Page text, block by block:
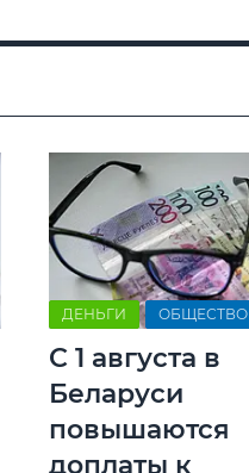
ДЕНЬГИ ОБЩЕСТВО
С 1 августа в
Беларуси
повышаются
доплаты к